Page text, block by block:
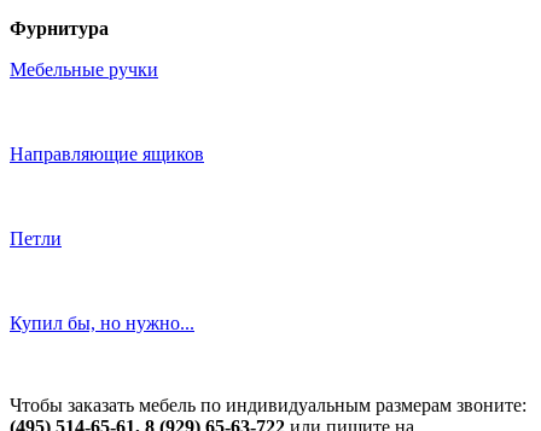
Фурнитура
Мебельные ручки
Направляющие ящиков
Петли
Купил бы, но нужно...
Чтобы заказать мебель по индивидуальным размерам звоните:
(495) 514-65-61, 8 (929) 65-63-722 или пишите на